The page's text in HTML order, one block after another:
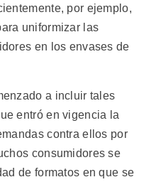
por ejemplo,
uniformizar las
en los envases de
a incluir tales
entró en vigencia la
contra ellos por
consumidores se
de formatos en que se